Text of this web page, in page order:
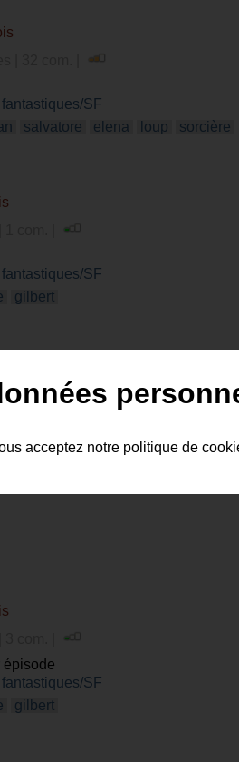
SF
salvatore elena loup sorcière
SF
gilbert
épisode
SF
gilbert
acceptez notre politique de